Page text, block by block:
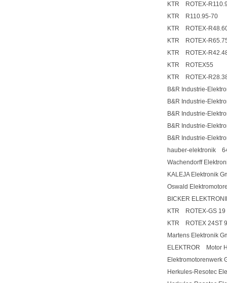
KTR ROTEX-
KTR R110.95-70
KTR ROTEX-
KTR ROTEX-
KTR ROTEX-
KTR ROTEX55
KTR ROTEX-
B&R Industrie-
B&R Industrie-
B&R Industrie-
B&R Industrie-
B&R Industrie-
hauber-elektronik
Wachendorff
KALEJA Elektronik
Oswald
BICKER
KTR ROTEX-GS 19
KTR ROTEX 24ST
Martens Elektronik
ELEKTROR Motor
Elektromotorenwerk
Herkules-Resotec